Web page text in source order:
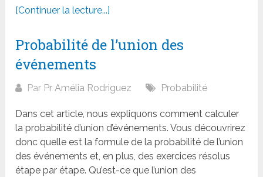
[Continuer la lecture...]
Probabilité de l’union des
événements
Par Pr Amélia Rodriguez Probabilité
Dans cet article, nous expliquons comment calculer
la probabilité d’union d’événements. Vous découvrirez
donc quelle est la formule de la probabilité de l’union
des événements et, en plus, des exercices résolus
étape par étape. Qu’est-ce que l’union des